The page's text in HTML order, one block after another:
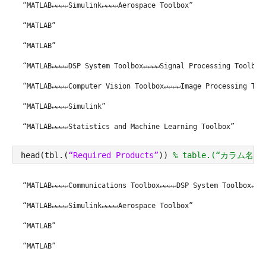
“MATLAB↵↵↵↵Simulink↵↵↵↵Aerospace Toolbox”
“MATLAB”
“MATLAB”
“MATLAB↵↵↵↵DSP System Toolbox↵↵↵↵Signal Processing
“MATLAB↵↵↵↵Computer Vision Toolbox↵↵↵↵Image Processing
“MATLAB↵↵↵↵Simulink”
“MATLAB↵↵↵↵Statistics and Machine Learning Toolbox”
head(tbl.(“Required Products”)) % table.(“カラム名”)
“MATLAB↵↵↵↵Communications Toolbox↵↵↵↵DSP System
“MATLAB↵↵↵↵Simulink↵↵↵↵Aerospace Toolbox”
“MATLAB”
“MATLAB”